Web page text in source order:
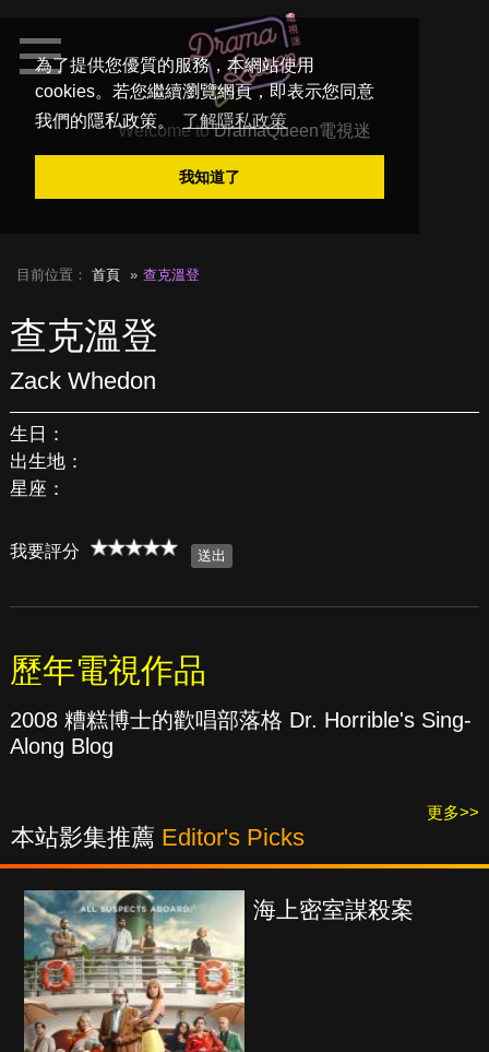
為了提供您優質的服務，本網站使用
cookies。若您繼續瀏覽網頁，即表示您同意
我們的隱私政策。
了解隱私政策
我知道了
Welcome toDramaQueen電視迷
目前位置： 首頁 查克溫登
查克溫登
Zack Whedon
生日：
出生地：
星座：
我要評分
歷年電視作品
2008 糟糕博士的歡唱部落格 Dr. Horrible's Sing-
Along Blog
更多>>
本站影集推薦 Editor's Picks
海上密室謀殺案